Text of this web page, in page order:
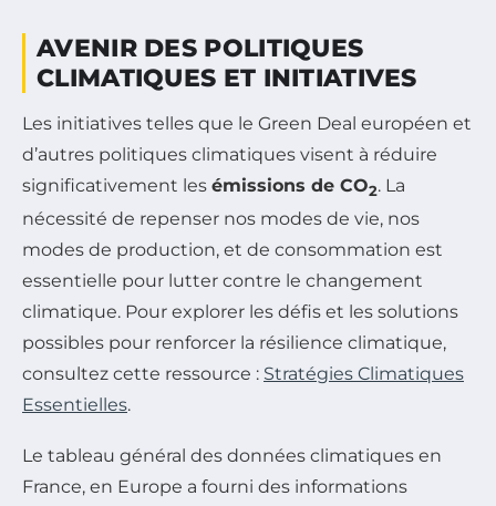
AVENIR DES POLITIQUES
CLIMATIQUES ET INITIATIVES
Les initiatives telles que le Green Deal européen et
d’autres politiques climatiques visent à réduire
significativement les émissions de CO2. La
nécessité de repenser nos modes de vie, nos
modes de production, et de consommation est
essentielle pour lutter contre le changement
climatique. Pour explorer les défis et les solutions
possibles pour renforcer la résilience climatique,
consultez cette ressource : Stratégies Climatiques
Essentielles.
Le tableau général des données climatiques en
France, en Europe a fourni des informations